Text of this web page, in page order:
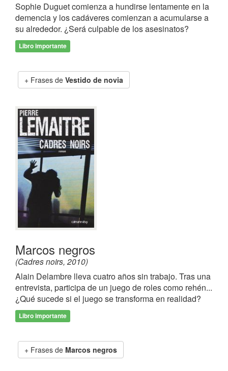
Sophie Duguet comienza a hundirse lentamente en la
demencia y los cadáveres comienzan a acumularse a
su alrededor. ¿Será culpable de los asesinatos?
Libro importante
Frases de Vestido de novia
Marcos negros
(Cadres noirs, 2010)
Alain Delambre lleva cuatro años sin trabajo. Tras una
entrevista, participa de un juego de roles como rehén...
¿Qué sucede si el juego se transforma en realidad?
Libro importante
Frases de Marcos negros